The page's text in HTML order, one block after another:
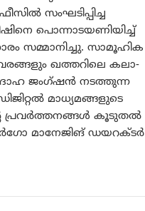
സംഘടിപ്പിച്ച
പൊന്നാടയണിയിച്ച്
സമ്മാനിച്ചു. സാമൂഹിക
ഖത്തറിലെ കലാ-
ദോഹ ജംഗ്ഷന്‍ നടത്തുന്ന
മാധ്യമങ്ങളുടെ
പ്രവര്‍ത്തനങ്ങള്‍ കൂടുതല്‍
മാനേജിങ് ഡയറക്ടര്‍